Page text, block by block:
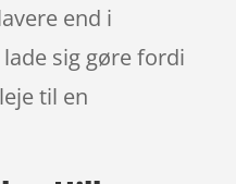
end i
sig gøre fordi
til en